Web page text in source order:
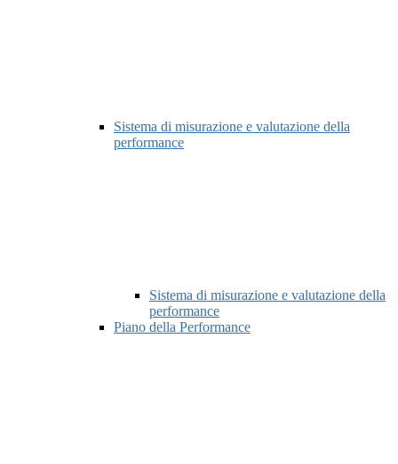
Sistema di misurazione e valutazione della
performance
Sistema di misurazione e valutazione della
performance
Piano della Performance